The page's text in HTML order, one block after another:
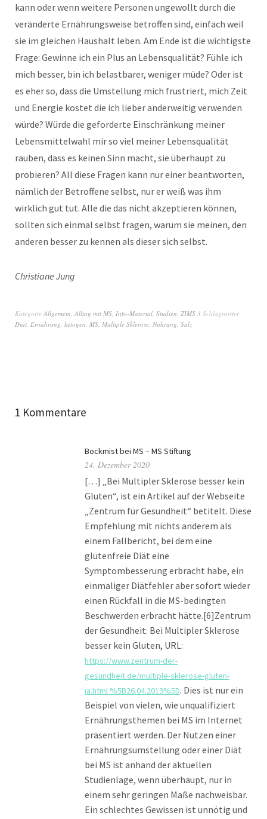
kann oder wenn weitere Personen ungewollt durch die
veränderte Ernährungsweise betroffen sind, einfach weil
sie im gleichen Haushalt leben. Am Ende ist die wichtigste
Frage: Gewinne ich ein Plus an Lebensqualität? Fühle ich
mich besser, bin ich belastbarer, weniger müde? Oder ist
es eher so, dass die Umstellung mich frustriert, mich Zeit
und Energie kostet die ich lieber anderweitig verwenden
würde? Würde die geforderte Einschränkung meiner
Lebensmittelwahl mir so viel meiner Lebensqualität
rauben, dass es keinen Sinn macht, sie überhaupt zu
probieren? All diese Fragen kann nur einer beantworten,
nämlich der Betroffene selbst, nur er weiß was ihm
wirklich gut tut. Alle die das nicht akzeptieren können,
sollten sich einmal selbst fragen, warum sie meinen, den
anderen besser zu kennen als dieser sich selbst.
Christiane Jung
Kategorie Allgemein Alltag mit MS Info-Material Studien ZIMS 3 Schlagwörter
Diät Ernährung ketogen MS Multiple Sklerose Nahrung Salz
1 Kommentare
Bockmist bei MS – MS Stiftung
24. Dezember 2020
[…] „Bei Multipler Sklerose besser kein
Gluten“, ist ein Artikel auf der Webseite
„Zentrum für Gesundheit“ betitelt. Diese
Empfehlung mit nichts anderem als
einem Fallbericht, bei dem eine
glutenfreie Diät eine
Symptombesserung erbracht habe, ein
einmaliger Diätfehler aber sofort wieder
einen Rückfall in die MS-bedingten
Beschwerden erbracht hätte.[6]Zentrum
der Gesundheit: Bei Multipler Sklerose
besser kein Gluten, URL:
https://www.zentrum-der-
gesundheit.de/multiple-sklerose-gluten-
ia.html %5B26.04.2019%5D. Dies ist nur ein
Beispiel von vielen, wie unqualifiziert
Ernährungsthemen bei MS im Internet
präsentiert werden. Der Nutzen einer
Ernährungsumstellung oder einer Diät
bei MS ist anhand der aktuellen
Studienlage, wenn überhaupt, nur in
einem sehr geringen Maße nachweisbar.
Ein schlechtes Gewissen ist unnötig und